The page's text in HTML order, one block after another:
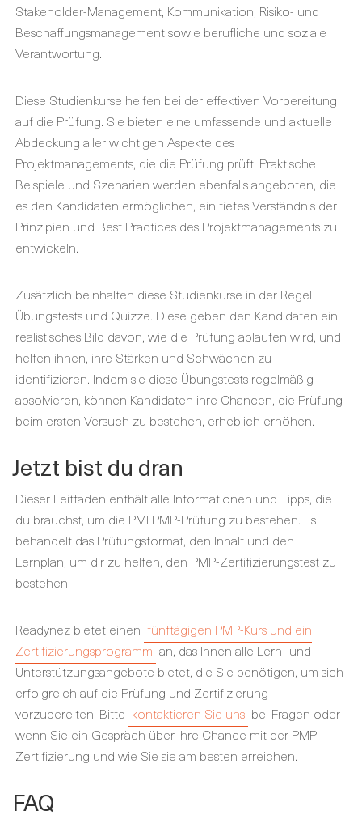
Stakeholder-Management, Kommunikation, Risiko- und
Beschaffungsmanagement sowie berufliche und soziale
Verantwortung.
Diese Studienkurse helfen bei der effektiven Vorbereitung
auf die Prüfung. Sie bieten eine umfassende und aktuelle
Abdeckung aller wichtigen Aspekte des
Projektmanagements, die die Prüfung prüft. Praktische
Beispiele und Szenarien werden ebenfalls angeboten, die
es den Kandidaten ermöglichen, ein tiefes Verständnis der
Prinzipien und Best Practices des Projektmanagements zu
entwickeln.
Zusätzlich beinhalten diese Studienkurse in der Regel
Übungstests und Quizze. Diese geben den Kandidaten ein
realistisches Bild davon, wie die Prüfung ablaufen wird, und
helfen ihnen, ihre Stärken und Schwächen zu
identifizieren. Indem sie diese Übungstests regelmäßig
absolvieren, können Kandidaten ihre Chancen, die Prüfung
beim ersten Versuch zu bestehen, erheblich erhöhen.
Jetzt bist du dran
Dieser Leitfaden enthält alle Informationen und Tipps, die
du brauchst, um die PMI PMP-Prüfung zu bestehen. Es
behandelt das Prüfungsformat, den Inhalt und den
Lernplan, um dir zu helfen, den PMP-Zertifizierungstest zu
bestehen.
Readynez bietet einen fünftägigen PMP-Kurs und ein
Zertifizierungsprogramm an, das Ihnen alle Lern- und
Unterstützungsangebote bietet, die Sie benötigen, um sich
erfolgreich auf die Prüfung und Zertifizierung
vorzubereiten. Bitte kontaktieren Sie uns bei Fragen oder
wenn Sie ein Gespräch über Ihre Chance mit der PMP-
Zertifizierung und wie Sie sie am besten erreichen.
FAQ